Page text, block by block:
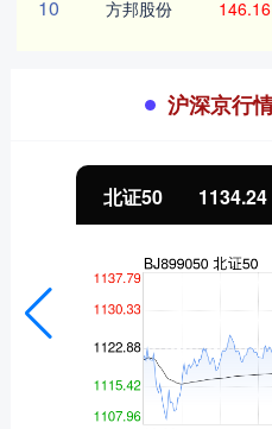
10 方邦股份 146.16
沪深京行
北证50 1134.24